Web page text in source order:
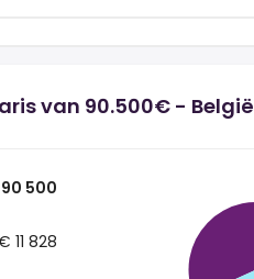
van 90.500€ - België
500
11 828